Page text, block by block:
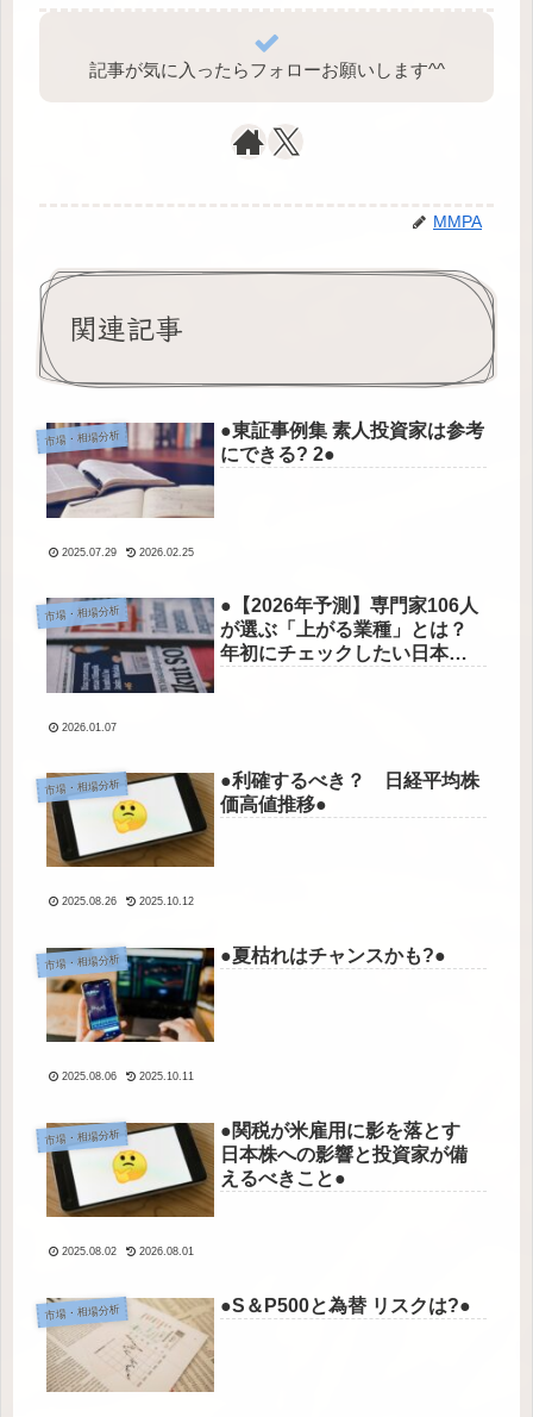
記事が気に入ったらフォローお願いします^⁠^⁠
MMPA
関連記事
市場・相場分析
●東証事例集 素人投資家は参考
にできる? 2●
2025.07.29 2026.02.25
市場・相場分析
●【2026年予測】専門家106人
が選ぶ「上がる業種」とは？
年初にチェックしたい日本株
2026.01.07
市場・相場分析
●利確するべき？ 日経平均株
価高値推移●
2025.08.26 2025.10.12
市場・相場分析 ●夏枯れはチャンスかも?●
2025.08.06 2025.10.11
市場・相場分析
●関税が米雇用に影を落とす
日本株への影響と投資家が備
えるべきこと●
2025.08.02 2026.08.01
市場・相場分析 ●S＆P500と為替 リスクは?●